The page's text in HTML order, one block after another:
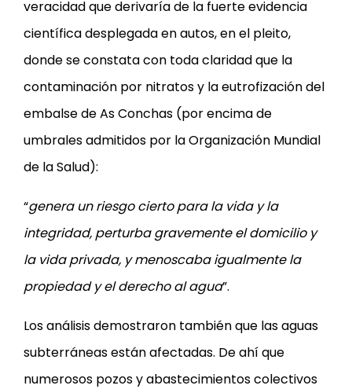
veracidad que derivaría de la fuerte evidencia
científica desplegada en autos, en el pleito,
donde se constata con toda claridad que la
contaminación por nitratos y la eutrofización del
embalse de As Conchas (por encima de
umbrales admitidos por la Organización Mundial
de la Salud):
“genera un riesgo cierto para la vida y la
integridad, perturba gravemente el domicilio y
la vida privada, y menoscaba igualmente la
propiedad y el derecho al agua”.
Los análisis demostraron también que las aguas
subterráneas están afectadas. De ahí que
numerosos pozos y abastecimientos colectivos